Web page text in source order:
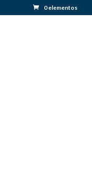
0 elementos